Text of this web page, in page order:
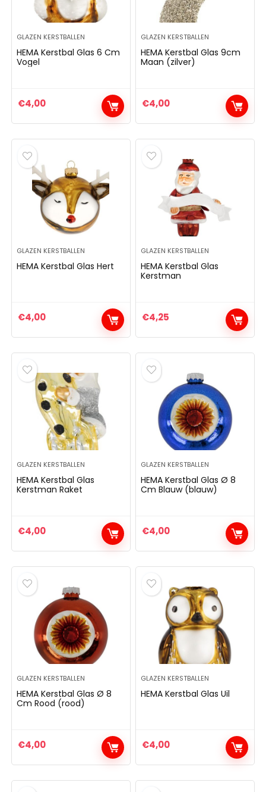
GLAZEN KERSTBALLEN
HEMA Kerstbal Glas 6 Cm
Vogel
€4,00
GLAZEN KERSTBALLEN
HEMA Kerstbal Glas 9cm
Maan (zilver)
€4,00
GLAZEN KERSTBALLEN
HEMA Kerstbal Glas Hert
€4,00
GLAZEN KERSTBALLEN
HEMA Kerstbal Glas
Kerstman
€4,25
GLAZEN KERSTBALLEN
HEMA Kerstbal Glas
Kerstman Raket
€4,00
GLAZEN KERSTBALLEN
HEMA Kerstbal Glas Ø 8
Cm Blauw (blauw)
€4,00
GLAZEN KERSTBALLEN
HEMA Kerstbal Glas Ø 8
Cm Rood (rood)
€4,00
GLAZEN KERSTBALLEN
HEMA Kerstbal Glas Uil
€4,00